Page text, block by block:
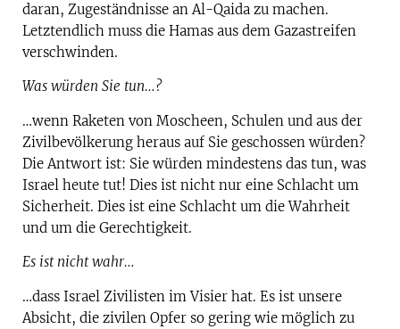
daran, Zugeständnisse an Al-Qaida zu machen.
Letztendlich muss die Hamas aus dem Gazastreifen
verschwinden.
Was würden Sie tun…?
…wenn Raketen von Moscheen, Schulen und aus der
Zivilbevölkerung heraus auf Sie geschossen würden?
Die Antwort ist: Sie würden mindestens das tun, was
Israel heute tut! Dies ist nicht nur eine Schlacht um
Sicherheit. Dies ist eine Schlacht um die Wahrheit
und um die Gerechtigkeit.
Es ist nicht wahr…
…dass Israel Zivilisten im Visier hat. Es ist unsere
Absicht, die zivilen Opfer so gering wie möglich zu